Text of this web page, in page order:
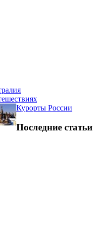
Курорты России
Последние статьи